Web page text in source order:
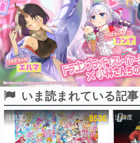
ピックアップ
電ファミのいま読まれている記事ランキ
いま読まれている記事
注目度 8536 注目度